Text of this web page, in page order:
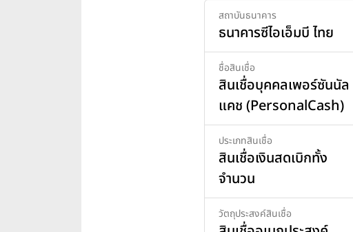
สถาบันธนาคาร
ธนาคารซีไอเอ็มบี ไทย
ชื่อสินเชื่อ
สินเชื่อบุคคลเพอร์ซันนัล
แคช (PersonalCash)
ประเภทสินเชื่อ
สินเชื่อเงินสดเบิกทั้ง
จำนวน
วัตถุประสงค์สินเชื่อ